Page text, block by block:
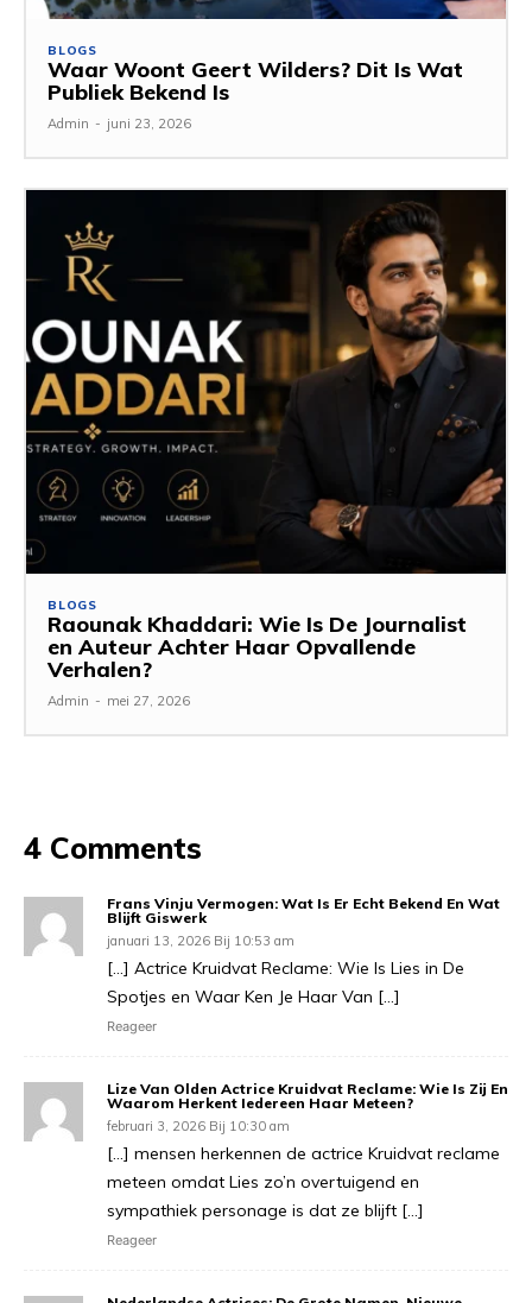
BLOGS
Waar Woont Geert Wilders? Dit Is Wat
Publiek Bekend Is
Admin - juni 23, 2026
BLOGS
Raounak Khaddari: Wie Is De Journalist
en Auteur Achter Haar Opvallende
Verhalen?
Admin - mei 27, 2026
4 Comments
Frans Vinju Vermogen: Wat Is Er Echt Bekend En Wat
Blijft Giswerk
januari 13, 2026 Bij 10:53 am
[…] Actrice Kruidvat Reclame: Wie Is Lies in De
Spotjes en Waar Ken Je Haar Van […]
Reageer
Lize Van Olden Actrice Kruidvat Reclame: Wie Is Zij En
Waarom Herkent Iedereen Haar Meteen?
februari 3, 2026 Bij 10:30 am
[…] mensen herkennen de actrice Kruidvat reclame
meteen omdat Lies zo’n overtuigend en
sympathiek personage is dat ze blijft […]
Reageer